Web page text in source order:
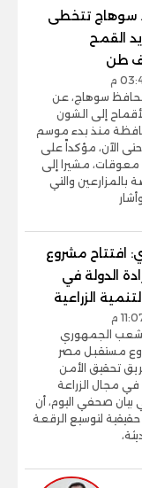
سوهاج تتخطى
القمح
محافظ سوهاج، عن
طن من الأقماح إلى الشون
منذ بدء موسم
وحتى الآن، مؤكداً على
معوقات، مشيرا إلى
والتي
افتتاح مشروع
الدولة في
الزراعية
الجمهوري
مستقبل مصر
تحقيق الأمن
في مجال الزراعة
بيان صحفي اليوم، أن
لتوسيع الرقعة